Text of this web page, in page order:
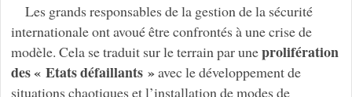
Les grands responsables de la gestion de la sécurité
internationale ont avoué être confrontés à une crise de
modèle. Cela se traduit sur le terrain par uneprolifération
des « Etats défaillants »avec le développement de
situations chaotiques et l’installation de modes de